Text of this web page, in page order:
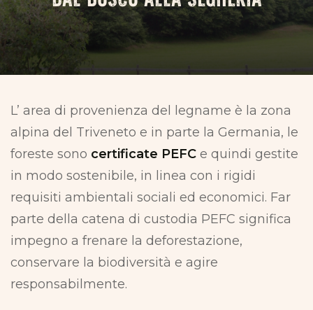
L’ area di provenienza del legname è la zona
alpina del Triveneto e in parte la Germania, le
foreste sono certificate PEFC e quindi gestite
in modo sostenibile, in linea con i rigidi
requisiti ambientali sociali ed economici. Far
parte della catena di custodia PEFC significa
impegno a frenare la deforestazione,
conservare la biodiversità e agire
responsabilmente.